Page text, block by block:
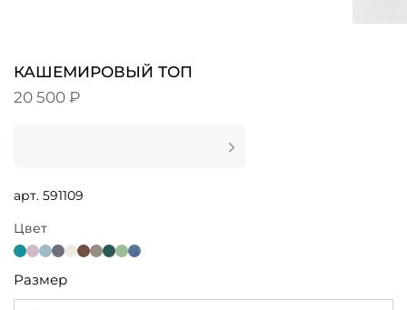
КАШЕМИРОВЫЙ ТОП
Цвет
Размер
20 500 ₽
арт. 591109